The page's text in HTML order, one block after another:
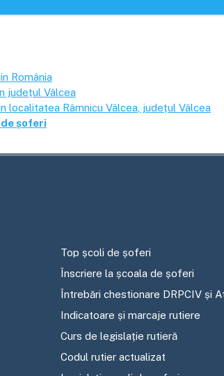
România
județul Vâlcea
localitatea Râmnicu Vâlcea , județul Vâlcea
șoferi
Top școli de șoferi
Înscriere la școala de șoferi
Întrebări chestionare DRPCIV și
Indicatoare și marcaje rutiere
Curs de legislație rutieră
Codul rutier actualizat